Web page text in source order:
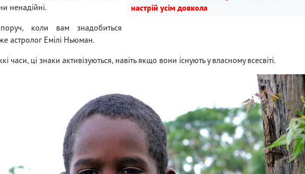
настрій усім довкола
ненадійні.
коли вам знадобиться
астролог Емілі Ньюман.
ці знаки активізуються, навіть якщо вони існують у власному всесвіті.